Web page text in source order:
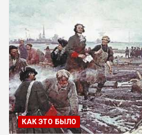
КАК ЭТО БЫЛО